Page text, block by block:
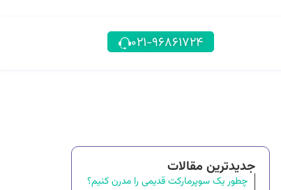
۰۲۱-۹۶۸۶۱۷۲۴
جدیدترین مقالات
چطور یک سوپرمارکت قدیمی را مدرن کنیم؟